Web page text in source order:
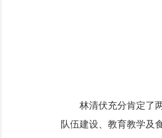
林清伏充分肯定了两
队伍建设、教育教学及